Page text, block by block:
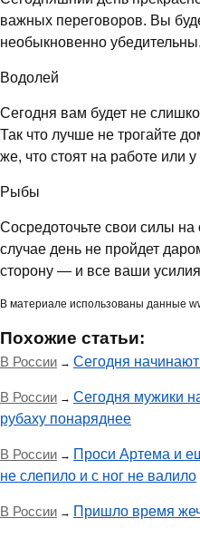
важных переговоров. Вы
необыкновенно убедительны.
Водолей
Сегодня вам будет не
Так что лучше не трогайте
же, что стоят на работе или
Рыбы
Сосредоточьте свои силы
случае день не пройдет
сторону — и все ваши
В материале использованы данные
Похожие статьи:
В России → Сегодня начинают
В России → Сегодня мужики
рубаху понаряднее
В России → Проси Артема и
не слепило и с ног не валило
В России → Пришло время